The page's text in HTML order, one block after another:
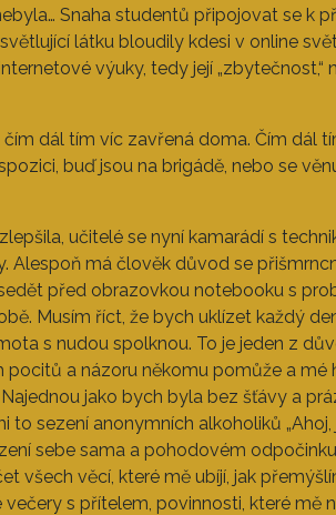
Snaha studentů připojovat se k
látku bloudily kdesi v online
výuky, tedy její „zbytečnost,“
dál tím víc zavřená doma. Čím dál
buď jsou na brigádě, nebo se
učitelé se nyní kamarádí s
Alespoň má člověk důvod se
před obrazovkou notebooku s
Musím říct, že bych uklízet každý
s nudou spolknou. To je jeden z
pocitů a názoru někomu pomůže a
jako bych byla bez šťávy a
sezení anonymních alkoholiků
sebe sama a pohodovém
všech věcí, které mě ubíjí, jak
s přítelem, povinnosti, které